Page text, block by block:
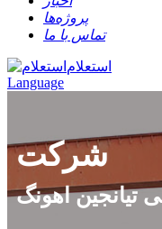
پروژه‌ها
تماس با ما
استعلام
Language
شرکت
تیانجین اهونگ